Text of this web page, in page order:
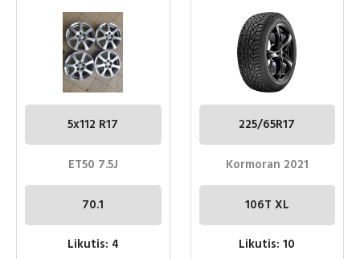
R17
5x112 R17
ET50 7.5J
70.1
Likutis: 4
DYGLIUOTOS PADANGOS
225/65R17 106T XL
225/65R17
Kormoran 2021
106T XL
Likutis: 10